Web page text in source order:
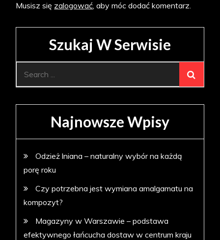
Musisz się zalogować, aby móc dodać komentarz.
Szukaj W Serwisie
Najnowsze Wpisy
Odzież lniana – naturalny wybór na każdą
porę roku
Czy potrzebna jest wymiana amalgamatu na
kompozyt?
Magazyny w Warszawie – podstawa
efektywnego łańcucha dostaw w centrum kraju